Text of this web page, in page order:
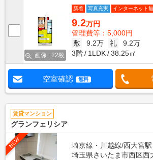
画像 : 22枚
新着 写真充実 インターネット
9.2万円
管理費等：5,000円
敷
9.2万 礼
9.2万
3階
1LDK 38.25㎡
空室確認 無料
賃貸マンション
グランフェリシア
NEW
埼京線・川越線/西大宮
埼玉県さいたま市西区西